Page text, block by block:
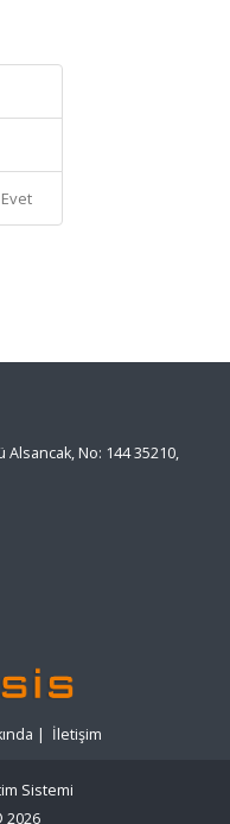
Evet
No: 144 35210,
| İletişim
Sistemi
2026